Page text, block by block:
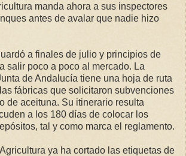
manda ahora a sus inspectores
antes de avalar que nadie hizo
a finales de julio y principios de
salir poco a poco al mercado. La
de Andalucía tiene una hoja de ruta
fábricas que solicitaron subvenciones
de aceituna. Su itinerario resulta
a los 180 días de colocar los
tal y como marca el reglamento.
ya ha cortado las etiquetas de